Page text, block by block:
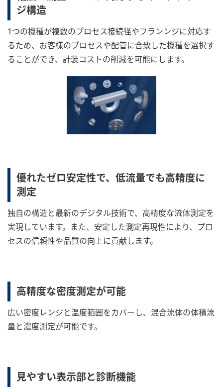
ジ構造
1つの機種が複数のプロセス接続径やフランンジに対応す
るため、お客様のプロセスや配管に合致した機種を選択す
ることができ、計装コストの削減を可能にします。
優れたゼロ安定性で、低流量でも高精度に
測定
独自の構造と最新のデジタル技術で、高精度な流体測定を
実現しています。また、安定した測定再現性により、プロ
セスの信頼性や品質の向上に貢献します。
高精度な密度測定が可能
広い密度レンジと温度範囲をカバーし、混合流体の体積流
量と濃度測定が可能です。
見やすい表示部と診断機能